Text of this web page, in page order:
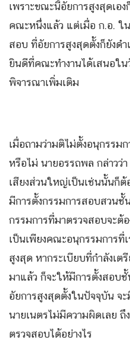
เพราะขณะนี้อัยการสูงสุดเอ
คณะหนึ่งแล้ว แต่เมื่อ ก.อ. ใ
สอบ ที่อัยการสูงสุดตั้งก็ยังดำ
ยินดีที่คณะทำงานได้เสนอใน
พิจารณาเพิ่มเติม
เมื่อถามว่ามติไม่ตั้งอนุกรรม
หรือไม่ นายอรรถพล กล่าวว่
เสียงส่วนใหญ่เป็นเช่นนั้นก็
มีการตั้งกรรมการสอบสวน
กรรมการที่มาตรวจสอบจะต้
เป็นเพียงคณะอนุกรรมการที่
สูงสุด หากระเบียบที่กำลังเต
มาแล้ว ก็จะให้มีการตั้งสอบ
อัยการสูงสุดตั้งในปัจจุบัน จะ
นายเนตรไม่มีความผิดเลย ถึ
ตรวจสอบได้อย่างไร